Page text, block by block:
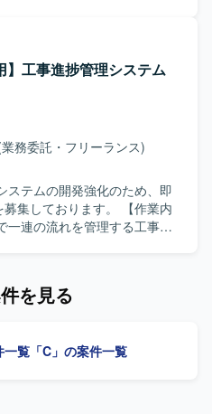
体制となっております。 ・
発に必要な機材や技術的イ
われており、勉強会参加や
ルアップできる環境です。
テストまで推進していただ
まで一貫して携わることが
ション開発の経験を幅広く
プリケーション開発となり
行っていただきます。
】工事進捗管理システム
務委託・フリーランス)
ステムの開発強化のため、即
ております。 【作業内
一連の流れを管理する工事進
きる方、技術レビューに対
を見る
一覧 「C」の案件一覧